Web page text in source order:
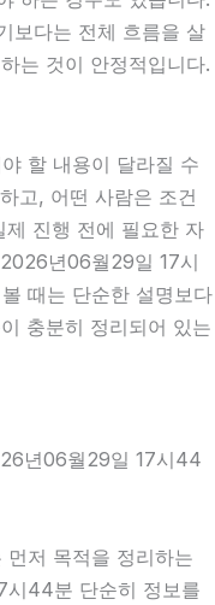
보다는 전체 흐름을 살
는 것이 안정적입니다.
할 내용이 달라질 수
고, 어떤 사람은 조건
진행 전에 필요한 자
년06월29일 17시
때는 단순한 설명보다
충분히 정리되어 있는
년06월29일 17시44
먼저 목적을 정리하는
44분 단순히 정보를